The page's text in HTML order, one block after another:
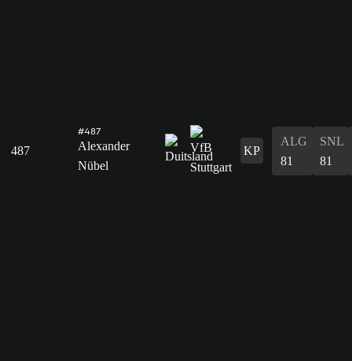
487
#487
Alexander
Nübel
KP
ALG
81
SNL
81